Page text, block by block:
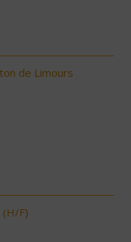
de Limours
(H/F)